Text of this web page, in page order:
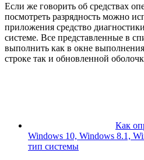
Если же говорить об средствах
посмотреть разрядность можно
приложения средство
системе. Все представленные в
выполнить как в окне
строке так и обновленной
Как
Windows 10, Windows 8.1,
тип системы